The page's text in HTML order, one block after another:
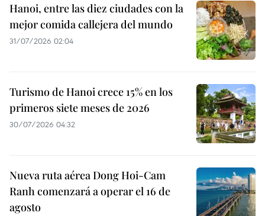
Hanoi, entre las diez ciudades con la
mejor comida callejera del mundo
31/07/2026 02:04
Turismo de Hanoi crece 15% en los
primeros siete meses de 2026
30/07/2026 04:32
Nueva ruta aérea Dong Hoi-Cam
Ranh comenzará a operar el 16 de
agosto